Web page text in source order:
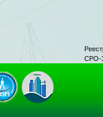
СРО-